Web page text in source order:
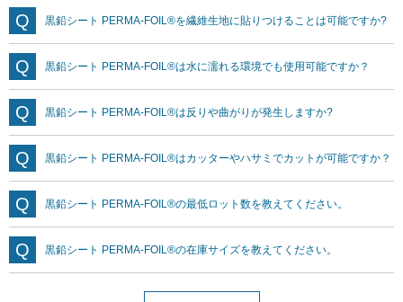
黒鉛シート PERMA-FOIL®を繊維生地に貼りつけることは可能ですか?
黒鉛シート PERMA-FOIL®は水に濡れる環境でも使用可能ですか？
黒鉛シート PERMA-FOIL®は反りや曲がりが発生しますか?
黒鉛シート PERMA-FOIL®はカッターやハサミでカットが可能ですか？
黒鉛シート PERMA-FOIL®の最低ロット数を教えてください。
黒鉛シート PERMA-FOIL®の在庫サイズを教えてください。